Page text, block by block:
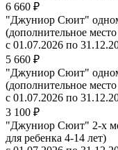
6 660 ₽
"Джуниор Сюит"
(дополнительное
с 01.07.2026 по
5 660 ₽
"Джуниор Сюит"
(дополнительное
с 01.07.2026 по
3 100 ₽
"Джуниор Сюит" 2-х
для ребенка 4-14 лет)